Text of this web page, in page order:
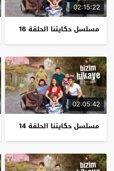
02:15:22
مسلسل حكايتنا الحلقة 16
02:05:42
مسلسل حكايتنا الحلقة 14